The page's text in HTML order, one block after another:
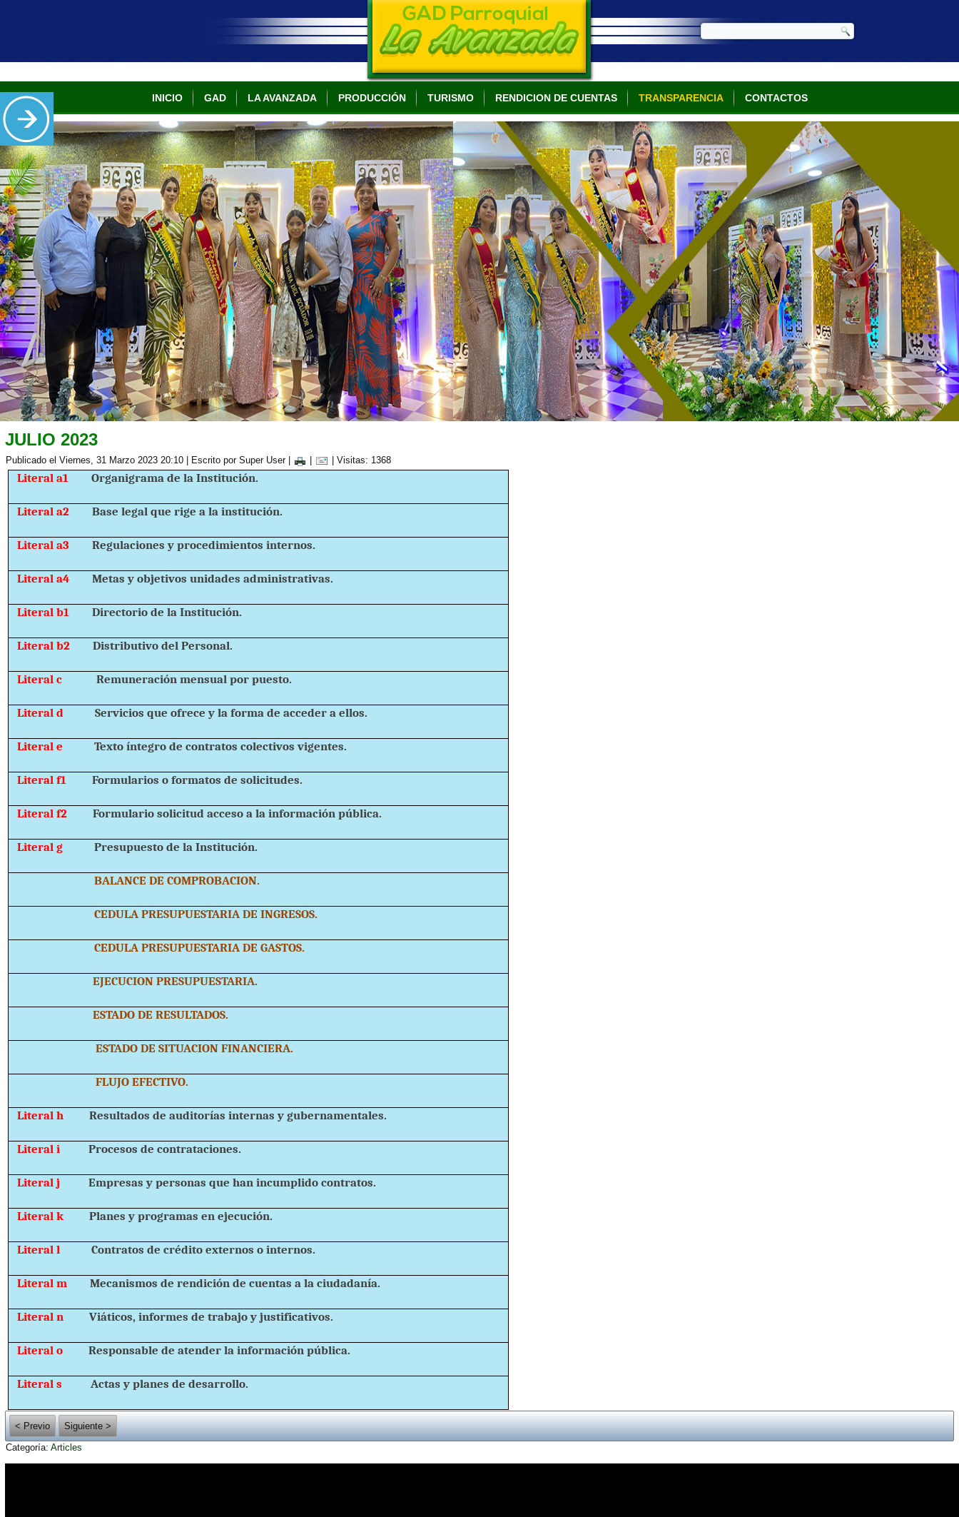
INICIO GAD LA AVANZADA PRODUCCIÓN TURISMO RENDICION DE CUENTAS TRANSPARENCIA CONTACTOS
JULIO 2023
Publicado el Viernes, 31 Marzo 2023 20:10 Escrito por Super User| | Visitas: 1368
Literal a1Organigrama de la Institución.
Literal a2Base legal que rige a la institución.
Literal a3Regulaciones y procedimientos internos.
Literal a4Metas y objetivos unidades administrativas.
Literal b1Directorio de la Institución.
Literal b2Distributivo del Personal.
Literal c Remuneración mensual por puesto.
Literal dServicios que ofrece y la forma de acceder a ellos.
Literal eTexto íntegro de contratos colectivos vigentes.
Literal f1Formularios o formatos de solicitudes.
Literal f2Formulario solicitud acceso a la información pública.
Literal gPresupuesto de la Institución.
BALANCE DE COMPROBACION.
CEDULA PRESUPUESTARIA DE INGRESOS.
CEDULA PRESUPUESTARIA DE GASTOS.
EJECUCION PRESUPUESTARIA.
ESTADO DE RESULTADOS.
ESTADO DE SITUACION FINANCIERA.
FLUJO EFECTIVO.
Literal hResultados de auditorías internas y gubernamentales.
Literal iProcesos de contrataciones.
Literal jEmpresas y personas que han incumplido contratos.
Literal kPlanes y programas en ejecución.
Literal lContratos de crédito externos o internos.
Literal mMecanismos de rendición de cuentas a la ciudadanía.
Literal nViáticos, informes de trabajo y justificativos.
Literal oResponsable de atender la información pública.
Literal sActas y planes de desarrollo.
< Previo
Siguiente >
Categoría: Articles